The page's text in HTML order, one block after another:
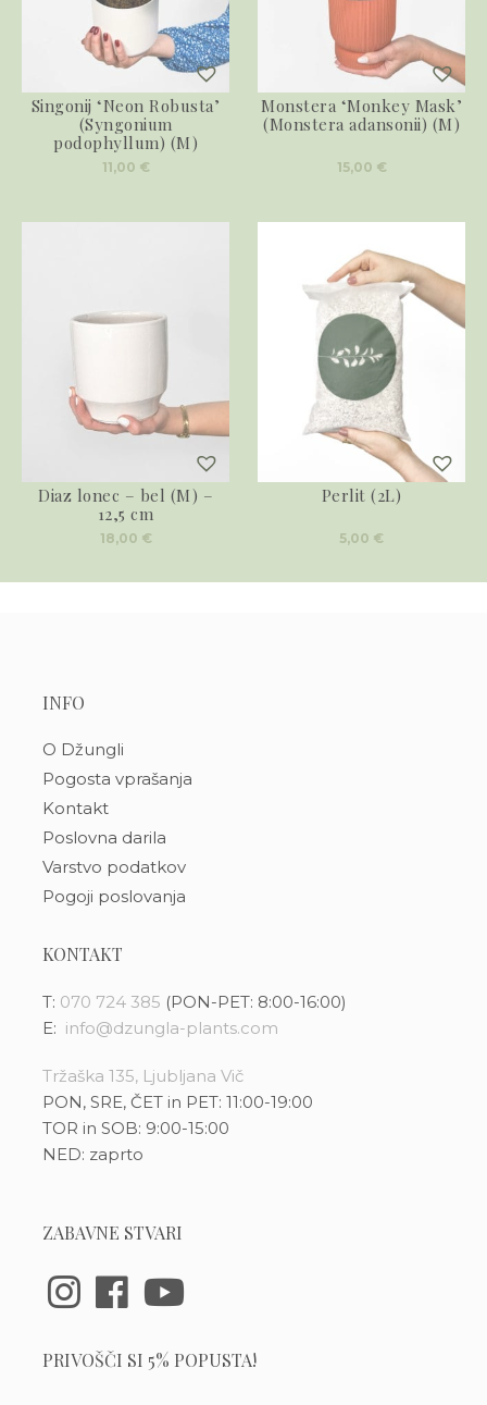
Singonij ‘Neon Robusta’
(Syngonium
podophyllum) (M)
11,00 €
Monstera ‘Monkey Mask’
(Monstera adansonii) (M)
15,00 €
Diaz lonec – bel (M) –
12,5 cm
18,00 €
Perlit (2L)
5,00 €
INFO
O Džungli
Pogosta vprašanja
Kontakt
Poslovna darila
Varstvo podatkov
Pogoji poslovanja
KONTAKT
T: 070 724 385 (PON-PET: 8:00-16:00)
E: info@dzungla-plants.com
Tržaška 135, Ljubljana Vič
PON, SRE, ČET in PET: 11:00-19:00
TOR in SOB: 9:00-15:00
NED: zaprto
ZABAVNE STVARI
PRIVOŠČI SI 5% POPUSTA!